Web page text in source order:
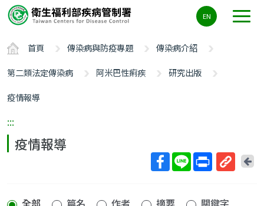
要
容
ALT+C
EN
首頁 傳染病與防疫專題
傳染病介紹
第二類法定傳染病
阿米巴性痢疾
研究出版
疫情報導
:::
疫情報導
回
全部 篇名 作者 摘要 關鍵字